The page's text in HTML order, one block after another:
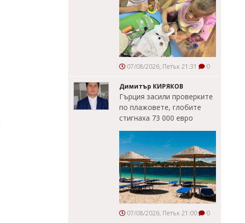
07/08/2026, Петък 21:31 0
Димитър КИРЯКОВ
Гърция засили проверките
по плажовете, глобите
стигнаха 73 000 евро
07/08/2026, Петък 21:00 0